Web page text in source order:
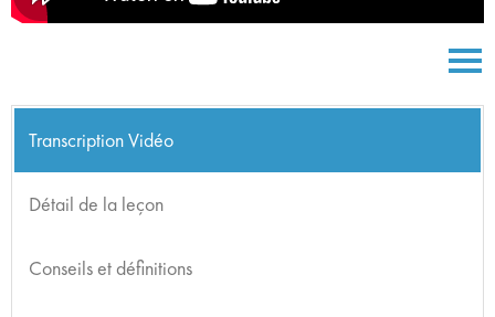
Transcription Vidéo
Détail de la leçon
Conseils et définitions